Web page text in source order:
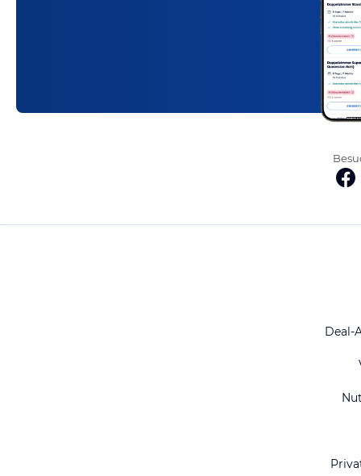
Deal-